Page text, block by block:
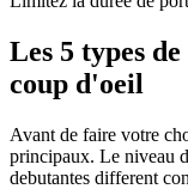
Les 5 types
coup d'oeil
Avant de faire votre
principaux. Le niveau
debutantes different